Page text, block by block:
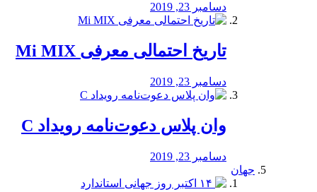
دسامبر 23, 2019
تاریخ احتمالی معرفی Mi MIX
دسامبر 23, 2019
وان پلاس دعوت‌نامه رویداد C
دسامبر 23, 2019
جهان